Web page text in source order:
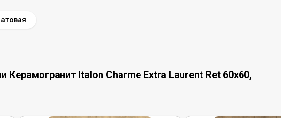
Керамогранит Italon Charme Extra Laurent Ret 60x60,